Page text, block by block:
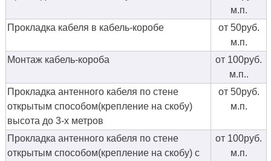
м.п.
Прокладка кабеля в кабель-коробе
от 50руб.
м.п.
Монтаж кабель-короба
от 100руб.
м.п..
Прокладка антенного кабеля по стене
открытым способом(крепление на скобу)
высота до 3-х метров
от 50руб.
м.п.
Прокладка антенного кабеля по стене
открытым способом(крепление на скобу) с
от 100руб.
м.п.